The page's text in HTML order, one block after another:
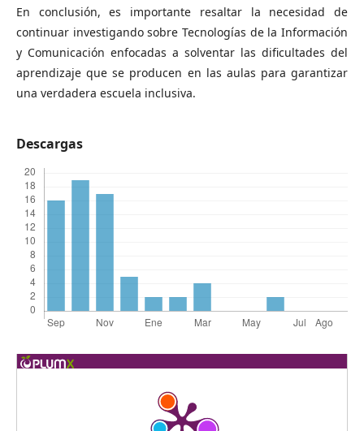
En conclusión, es importante resaltar la necesidad de
continuar investigando sobre Tecnologías de la Información
y Comunicación enfocadas a solventar las dificultades del
aprendizaje que se producen en las aulas para garantizar
una verdadera escuela inclusiva.
Descargas